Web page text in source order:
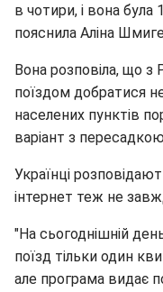
в чотири, і вона була
пояснила Аліна
Вона розповіла, що з
поїздом добратися
населених пунктів
варіант з
Українці
інтернет теж не
"На сьогоднішній
поїзд тільки один
але програма видає